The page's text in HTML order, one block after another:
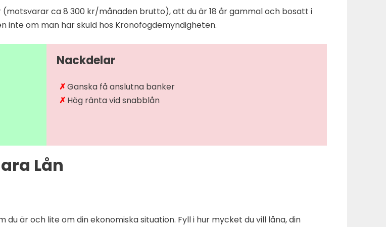
ca 8 300 kr/månaden brutto), att du är 18 år gammal och bosatt i
inte om man har skuld hos Kronofogdemyndigheten.
Nackdelar
Ganska få anslutna banker
Hög ränta vid snabblån
Lån
du är och lite om din ekonomiska situation. Fyll i hur mycket du vill låna, din